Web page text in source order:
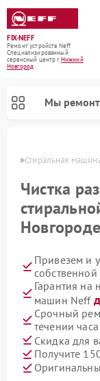
FIX-NEFF
Ремонт устройств Neff
Специализированный
cервисный центр г.Нижний
Новгород
Мы
Стиральная
Чистка
Новгороде
Привезем и
собственной
Гарантия на
машин Neff
Срочный
течении часа
Скидка для
Получите